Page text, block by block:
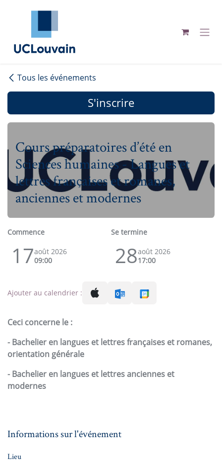
Se rendre au contenu
Tous les événements
S'inscrire
Cours préparatoires d’été en
Sciences humaines - Langues et
lettres françaises et romanes,
anciennes et modernes
Commence
17août 2026
09:00
Se termine
28août 2026
17:00
Ajouter au calendrier :
Ceci concerne le :
- Bachelier en langues et lettres françaises et romanes,
orientation générale
- Bachelier en langues et lettres anciennes et
modernes
Informations sur l'événement
Lieu